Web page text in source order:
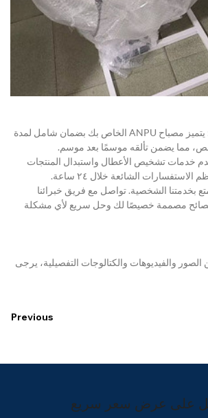
١. راحة بال تدوم طويلاً: يتميز مصباح ANPU الخاص بك بضمان شامل لمدة
مما يضمن تألقه موسمًا بعد موسم.
خدمات تشخيص الأعطال واستبدال المنتجات
الشائعة خلال ٢٤ ساعة.
بخدمتنا الشخصية. تواصل مع فريق خبرائنا
مصممة خصيصًا لك وحل سريع لأي مشكلة
والفيديوهات والكتالوجات التفصيلية، يرجى
Previous